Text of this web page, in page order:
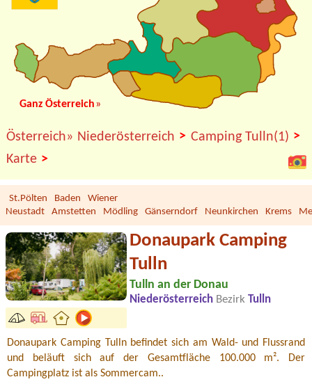
Ganz Österreich»
Österreich» Niederösterreich > Camping Tulln(1) >
Karte >
St.Pölten Baden
Wiener
Neustadt
Amstetten Mödling Gänserndorf Neunkirchen Krems
Donaupark Camping
Tulln
Tulln an der Donau
Niederösterreich Bezirk Tulln
Donaupark Camping Tulln befindet sich am Wald- und Flussrand
und beläuft sich auf der Gesamtfläche 100.000 m². Der
Campingplatz ist als Sommercam..
Termin ab 2026-08-11 |Camping Grabner GmbH